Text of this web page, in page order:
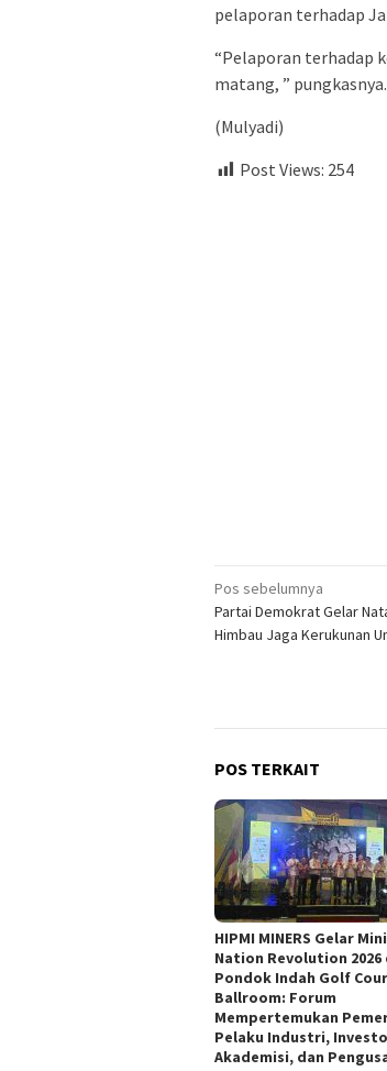
pelaporan terhadap
“Pelaporan terhadap
matang, ” pungkasnya.
(Mulyadi)
Post Views: 254
Navigasi
pos
Pos sebelumnya
Partai Demokrat Gelar
Himbau Jaga Kerukunan
POS TERKAIT
HIPMI MINERS Gelar
Nation Revolution 2026
Pondok Indah Golf
Ballroom: Forum
Mempertemukan
Pelaku Industri,
Akademisi, dan